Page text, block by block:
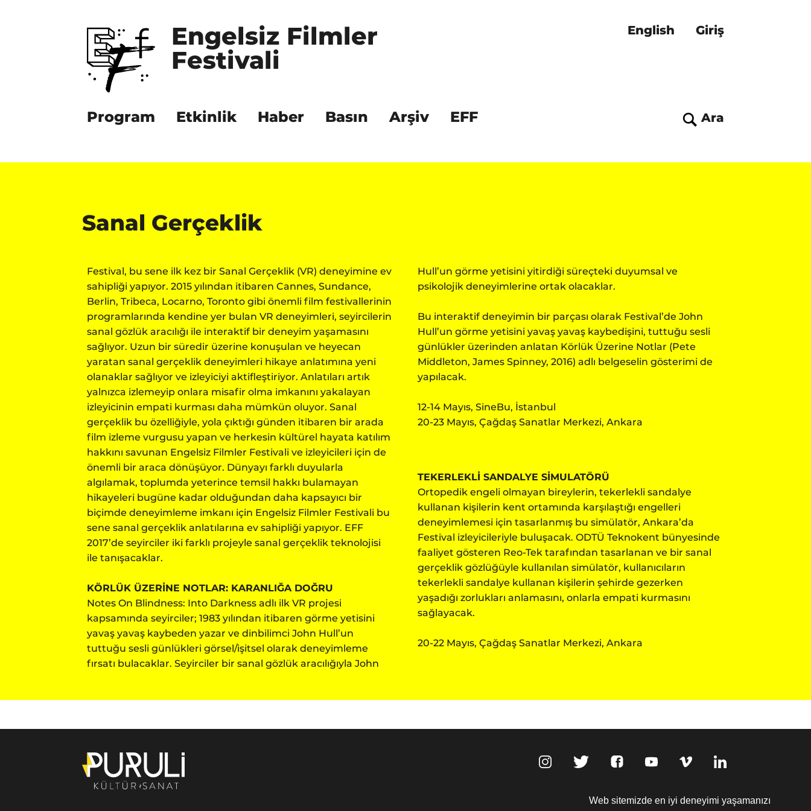
Web sitemizde en iyi deneyimi yaşamanızı
Engelsiz Filmler
Festivali
Giriş
English
Program Etkinlik Haber Basın Arşiv EFF Ara
Sanal Gerçeklik
Festival, bu sene ilk kez bir Sanal Gerçeklik (VR) deneyimine ev
sahipliği yapıyor. 2015 yılından itibaren Cannes, Sundance,
Berlin, Tribeca, Locarno, Toronto gibi önemli film festivallerinin
programlarında kendine yer bulan VR deneyimleri, seyircilerin
sanal gözlük aracılığı ile interaktif bir deneyim yaşamasını
sağlıyor. Uzun bir süredir üzerine konuşulan ve heyecan
yaratan sanal gerçeklik deneyimleri hikaye anlatımına yeni
olanaklar sağlıyor ve izleyiciyi aktifleştiriyor. Anlatıları artık
yalnızca izlemeyip onlara misafir olma imkanını yakalayan
izleyicinin empati kurması daha mümkün oluyor. Sanal
gerçeklik bu özelliğiyle, yola çıktığı günden itibaren bir arada
film izleme vurgusu yapan ve herkesin kültürel hayata katılım
hakkını savunan Engelsiz Filmler Festivali ve izleyicileri için de
önemli bir araca dönüşüyor. Dünyayı farklı duyularla
algılamak, toplumda yeterince temsil hakkı bulamayan
hikayeleri bugüne kadar olduğundan daha kapsayıcı bir
biçimde deneyimleme imkanı için Engelsiz Filmler Festivali bu
sene sanal gerçeklik anlatılarına ev sahipliği yapıyor. EFF
2017’de seyirciler iki farklı projeyle sanal gerçeklik teknolojisi
ile tanışacaklar.
KÖRLÜK ÜZERİNE NOTLAR: KARANLIĞA DOĞRU
Notes On Blindness: Into Darkness adlı ilk VR projesi
kapsamında seyirciler; 1983 yılından itibaren görme yetisini
yavaş yavaş kaybeden yazar ve dinbilimci John Hull’un
tuttuğu sesli günlükleri görsel/işitsel olarak deneyimleme
fırsatı bulacaklar. Seyirciler bir sanal gözlük aracılığıyla John
Hull’un görme yetisini yitirdiği süreçteki duyumsal ve
psikolojik deneyimlerine ortak olacaklar.
Bu interaktif deneyimin bir parçası olarak Festival’de John
Hull’un görme yetisini yavaş yavaş kaybedişini, tuttuğu sesli
günlükler üzerinden anlatan Körlük Üzerine Notlar (Pete
Middleton, James Spinney, 2016) adlı belgeselin gösterimi de
yapılacak.
12-14 Mayıs, SineBu, İstanbul
20-23 Mayıs, Çağdaş Sanatlar Merkezi, Ankara
TEKERLEKLİ SANDALYE SİMULATÖRÜ
Ortopedik engeli olmayan bireylerin, tekerlekli sandalye
kullanan kişilerin kent ortamında karşılaştığı engelleri
deneyimlemesi için tasarlanmış bu simülatör, Ankara’da
Festival izleyicileriyle buluşacak. ODTÜ Teknokent bünyesinde
faaliyet gösteren Reo-Tek tarafından tasarlanan ve bir sanal
gerçeklik gözlüğüyle kullanılan simülatör, kullanıcıların
tekerlekli sandalye kullanan kişilerin şehirde gezerken
yaşadığı zorlukları anlamasını, onlarla empati kurmasını
sağlayacak.
20-22 Mayıs, Çağdaş Sanatlar Merkezi, Ankara